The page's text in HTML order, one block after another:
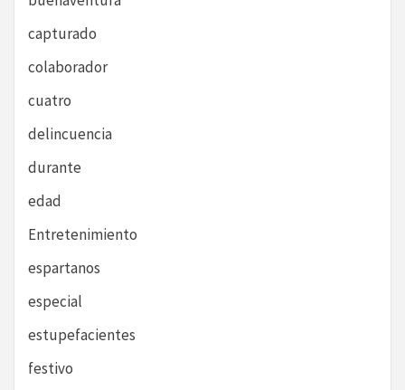
capturado
colaborador
cuatro
delincuencia
durante
edad
Entretenimiento
espartanos
especial
estupefacientes
festivo